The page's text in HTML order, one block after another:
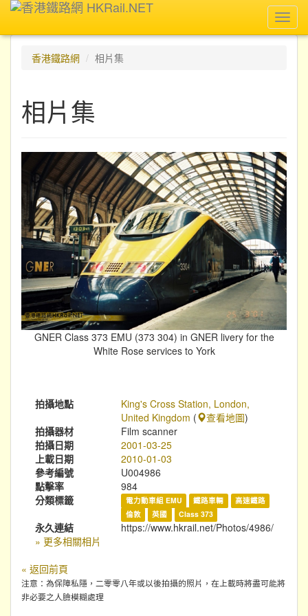
香港鐵路網
相片集
相片集
GNER Class 373 EMU (373 304) in GNER livery for the
White Rose services to York
拍攝地點
King's Cross Station, London,
United Kingdom ( 查看地圖)
拍攝器材
Film scanner
拍攝日期
2001-03-25
上載日期
2010-01-03
參考編號
U004986
點擊率
984
分類標籤
電力動車組 EMU 鐵路車輛
高速鐵路
倫敦
英國 Class 373
永久連結
https://www.hkrail.net/Photos/4986/
» 更多相關相片
« 返回前頁
注意：為保障私隱，二零零八年或以後拍攝的照片，在上載時將盡可能將
非必要之人臉模糊處理